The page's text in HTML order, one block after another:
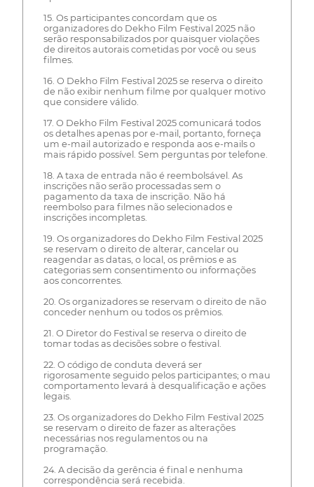
15. Os participantes concordam que os
organizadores do Dekho Film Festival 2025 não
serão responsabilizados por quaisquer violações
de direitos autorais cometidas por você ou seus
filmes.
16. O Dekho Film Festival 2025 se reserva o direito
de não exibir nenhum filme por qualquer motivo
que considere válido.
17. O Dekho Film Festival 2025 comunicará todos
os detalhes apenas por e-mail, portanto, forneça
um e-mail autorizado e responda aos e-mails o
mais rápido possível. Sem perguntas por telefone.
18. A taxa de entrada não é reembolsável. As
inscrições não serão processadas sem o
pagamento da taxa de inscrição. Não há
reembolso para filmes não selecionados e
inscrições incompletas.
19. Os organizadores do Dekho Film Festival 2025
se reservam o direito de alterar, cancelar ou
reagendar as datas, o local, os prêmios e as
categorias sem consentimento ou informações
aos concorrentes.
20. Os organizadores se reservam o direito de não
conceder nenhum ou todos os prêmios.
21. O Diretor do Festival se reserva o direito de
tomar todas as decisões sobre o festival.
22. O código de conduta deverá ser
rigorosamente seguido pelos participantes; o mau
comportamento levará à desqualificação e ações
legais.
23. Os organizadores do Dekho Film Festival 2025
se reservam o direito de fazer as alterações
necessárias nos regulamentos ou na
programação.
24. A decisão da gerência é final e nenhuma
correspondência será recebida.